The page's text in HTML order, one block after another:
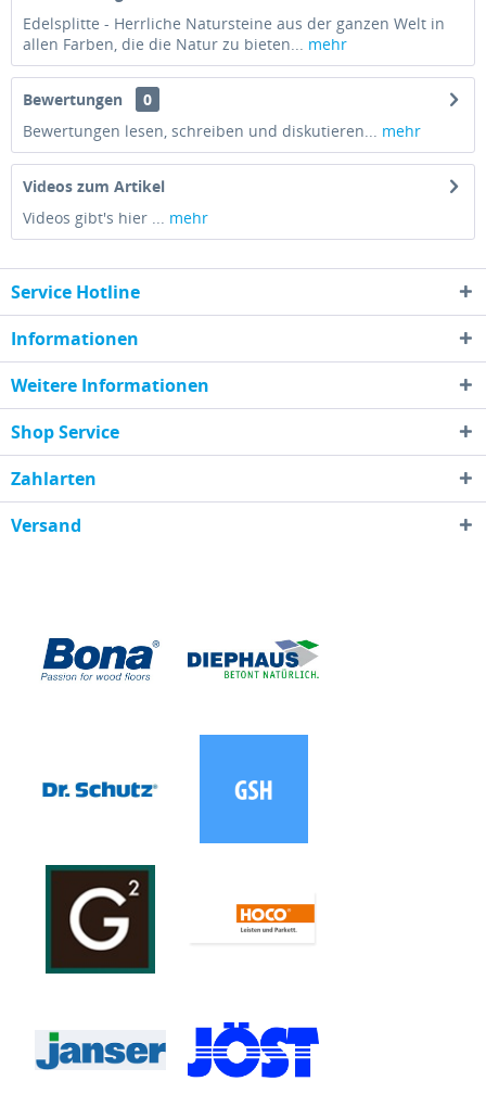
Edelsplitte - Herrliche Natursteine aus der ganzen Welt in
allen Farben, die die Natur zu bieten... mehr
Bewertungen
0
Bewertungen lesen, schreiben und diskutieren... mehr
Videos zum Artikel
Videos gibt's hier ... mehr
Service Hotline
Informationen
Weitere Informationen
Shop Service
Zahlarten
Versand